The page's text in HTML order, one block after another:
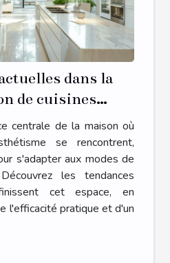
dans la
de cuisines
et esthétique
centrale de la maison où
se rencontrent,
s'adapter aux modes de
les tendances
cet espace, en
l'efficacité pratique et d'un